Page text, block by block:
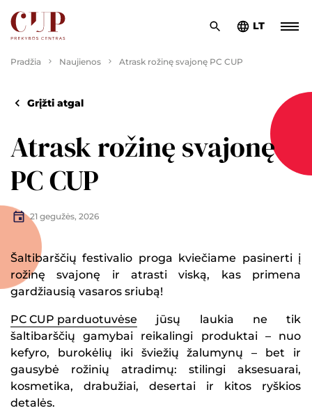
LT
Pradžia Naujienos Atrask rožinę svajonę PC CUP
Grįžti atgal
Atrask rožinę svajonę
PC CUP
21 gegužės, 2026
Šaltibarščių festivalio proga kviečiame pasinerti į
rožinę svajonę ir atrasti viską, kas primena
gardžiausią vasaros sriubą!
PC CUP parduotuvėse jūsų laukia ne tik
šaltibarščių gamybai reikalingi produktai – nuo
kefyro, burokėlių iki šviežių žalumynų – bet ir
gausybė rožinių atradimų: stilingi aksesuarai,
kosmetika, drabužiai, desertai ir kitos ryškios
detalės.